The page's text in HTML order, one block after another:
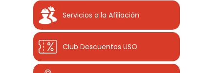
Servicios a la Afiliación
Club Descuentos USO